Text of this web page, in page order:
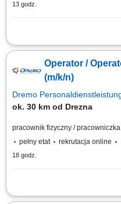
13 godz.
Opis stanowiska: Bazowanie,
ustaleń i start cyklu
parametrami obróbki i stanem
Operator /
(m/k/n)
Dremo
ok. 30 km od Drezna
pracownik fizyczny /
pełny etat
rekrutacja online
18 godz.
Nasz klient poszerza zespół i